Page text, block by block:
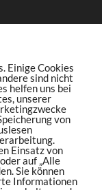
Einige Cookies
sind nicht
helfen uns bei
unserer
von
Einsatz von
auf „Alle
Sie können
Informationen